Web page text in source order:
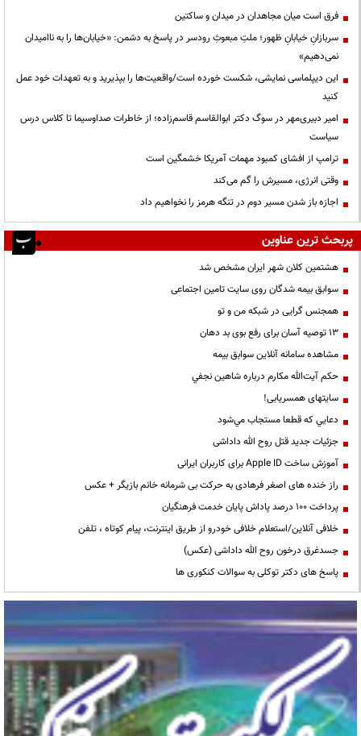
فرق است میان مجاهدان در میدان و ساکتین
سربازانِ خیابانِ ظهور؛ ملتِ مبعوثِ رودسر در پاسخ به دشمن: «خیابان‌ها را به ناامیدان
نمی‌دهیم»
این دیپلماسی نمایشی، شکست خورده است/واقعیت‌ها را بپذیرید و به تعهدات خود عمل
کنید
امیر دبیری‌مهر در سوگ دکتر ابوالقاسم قاسم‌زاده؛ از خاطرات صداوسیما تا کلاس درس
سیاست
ترامپ از افشای کمبود مهمات آمریکا خشمگین است
وقتی انرژی، مسیرش را گم می‌کند
اجازه باز شدن مسیر دوم در تنگه هرمز را نخواهیم داد
پربحث ترین عناوین
هشتمین کلان شهر ایران مشخص شد
سوابق بیمه شدگان روی سایت تامین اجتماعی
همجنس گرایی در شبکه من و تو
13 توصیه آسان برای رفع بوی بد دهان
مشاهده سامانه آنلاين سوابق بیمه
حكم آيت‌الله مكارم درباره شاهين نجفي
سایتهای همسریابی!
دعايي كه قطعا مستجاب مي‌شود
جزئیات جدید قتل روح الله داداشی
آموزش ساخت Apple ID برای کاربران ایرانی
راز خنده های اصغر فرهادی به حرکت بی شرمانه خانم بازیگر + عکس
پرداخت ۱۰۰ درصد پاداش پایان خدمت فرهنگیان
خلافی آنلاین/استعلام خلافی خودرو از طریق اینترنت، پیام کوتاه ، تلفن
جسدغرق درخون روح الله داداشی (عکس)
پاسخ های دکتر توکلی به سوالات کنکوری ها